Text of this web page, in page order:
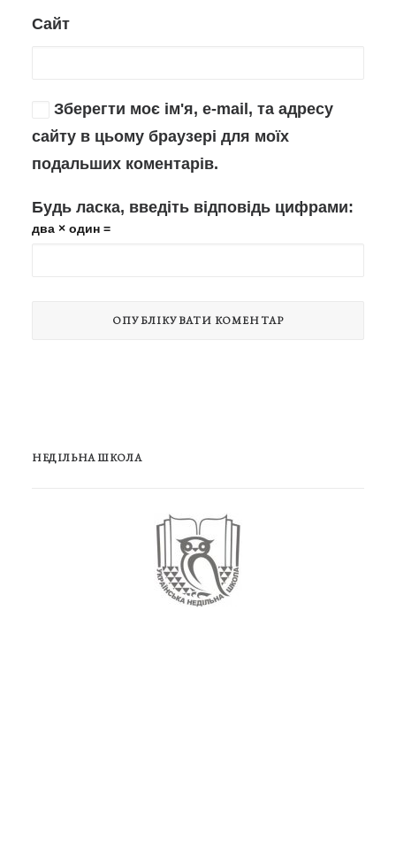
Сайт
Зберегти моє ім'я, e-mail, та адресу
сайту в цьому браузері для моїх
подальших коментарів.
Будь ласка, введіть відповідь цифрами:
два × один =
НЕДІЛЬНА ШКОЛА